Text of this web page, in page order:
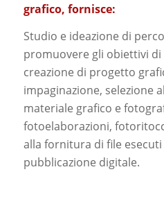
grafico, fornisce:
Studio e ideazione di
promuovere gli obiettivi di
creazione di progetto
impaginazione, selezione
materiale grafico e
fotoelaborazioni,
alla fornitura di file
pubblicazione digitale.